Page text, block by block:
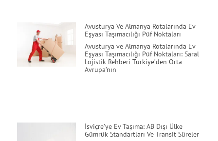
Avusturya Ve Almanya Rotalarında Ev
Eşyası Taşımacılığı Püf Noktaları
Avusturya ve Almanya Rotalarında Ev
Eşyası Taşımacılığı Püf Noktaları: Saral
Lojistik Rehberi Türkiye’den Orta
Avrupa’nın
İsviçre’ye Ev Taşıma: AB Dışı Ülke
Gümrük Standartları Ve Transit Süreler